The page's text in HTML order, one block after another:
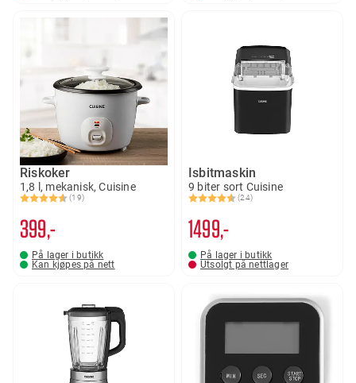
Riskoker
1,8 l, mekanisk, Cuisine
Karakter:
(19)
4.3 av 5 mulige
399,-
På lager i butikk
Kan kjøpes på nett
Isbitmaskin
9 biter sort Cuisine
Karakter:
(24)
4.4 av 5 mulige
1499,-
På lager i butikk
Utsolgt på nettlager